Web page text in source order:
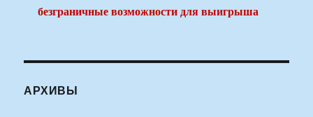
безграничные возможности для выигрыша
АРХИВЫ